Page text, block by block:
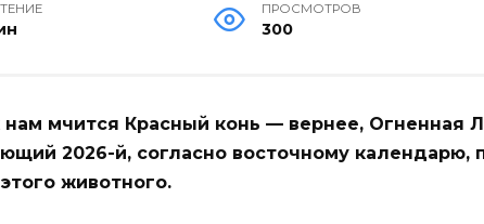
ПРОСМОТРОВ
300
нам мчится Красный конь — вернее, Огненная
2026-й, согласно восточному календарю,
животного.